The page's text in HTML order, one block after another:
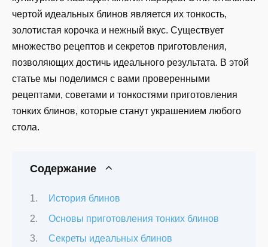
чертой идеальных блинов является их тонкость,
золотистая корочка и нежный вкус. Существует
множество рецептов и секретов приготовления,
позволяющих достичь идеального результата. В этой
статье мы поделимся с вами проверенными
рецептами, советами и тонкостями приготовления
тонких блинов, которые станут украшением любого
стола.
Содержание
История блинов
Основы приготовления тонких блинов
Секреты идеальных блинов